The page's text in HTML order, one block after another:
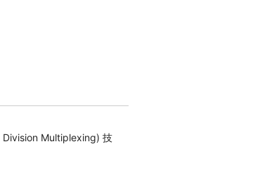
Division Multiplexing) 技